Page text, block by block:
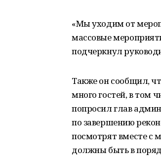
«Мы уходим от
массовые
подчеркнул
Также он сообщил,
много гостей, в том
попросил глав
по завершению
посмотрят вместе с
должны быть в